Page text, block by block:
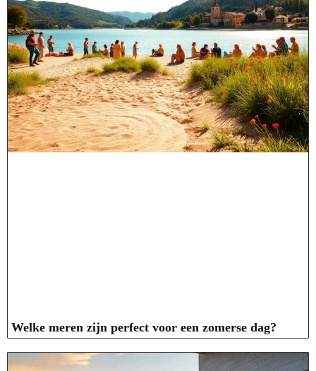
Welke meren zijn perfect voor een zomerse dag?